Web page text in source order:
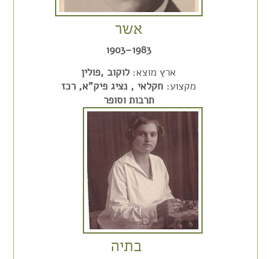
אשר
1983–1903
ארץ מוצא: לוקוב ,פולין
מקצוע: חקלאי , נציג פיק"א, רכז
תרבות וסופר
בתיה